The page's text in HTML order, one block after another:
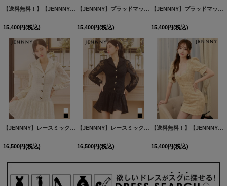
【送料無料！】【JENNNY】パフスリーブツイードチェックドレス/キャバドレス【XS-Mサイズ/2カラー】[HC02] 【KND】
15,400円(税込)
【JENNNY】プラッドマッチングクロスドレス/キャバドレス【S-Lサイズ/2カラー】[HC02] 【KND】
15,400円(税込)
【JENNNY】プラッドマッチングクロスドレス/キャバドレス【S-Lサイズ/2カラー】[HC02] 【KND】
15,400円(税込)
【JENNNY】レースミックスツイードミニドレス/キャバドレス【S-Lサイズ/2カラー】[HC02] 【KND】
16,500円(税込)
【JENNNY】レースミックスツイードミニドレス/キャバドレス【S-Lサイズ/2カラー】[HC02] 【KND】
16,500円(税込)
【送料無料！】【JENNNY】パフスリーブツイードチェックドレス/キャバドレス【XS-Mサイズ/カラー】[HC02] 【KND】
15,400円(税込)